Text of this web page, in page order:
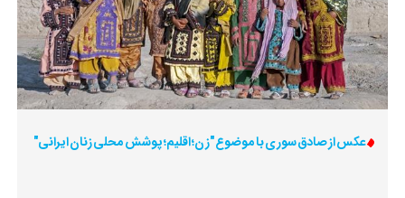
عکس از صادق سوری با موضوع "زن؛ اقلیم؛ پوشش محلی زنان ایرانی"